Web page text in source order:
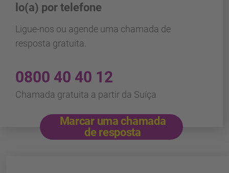
lo(a) por telefone
Ligue-nos ou agende uma chamada de
resposta gratuita.
0800 40 40 12
Chamada gratuita a partir da Suíça
Marcar uma chamada
de resposta